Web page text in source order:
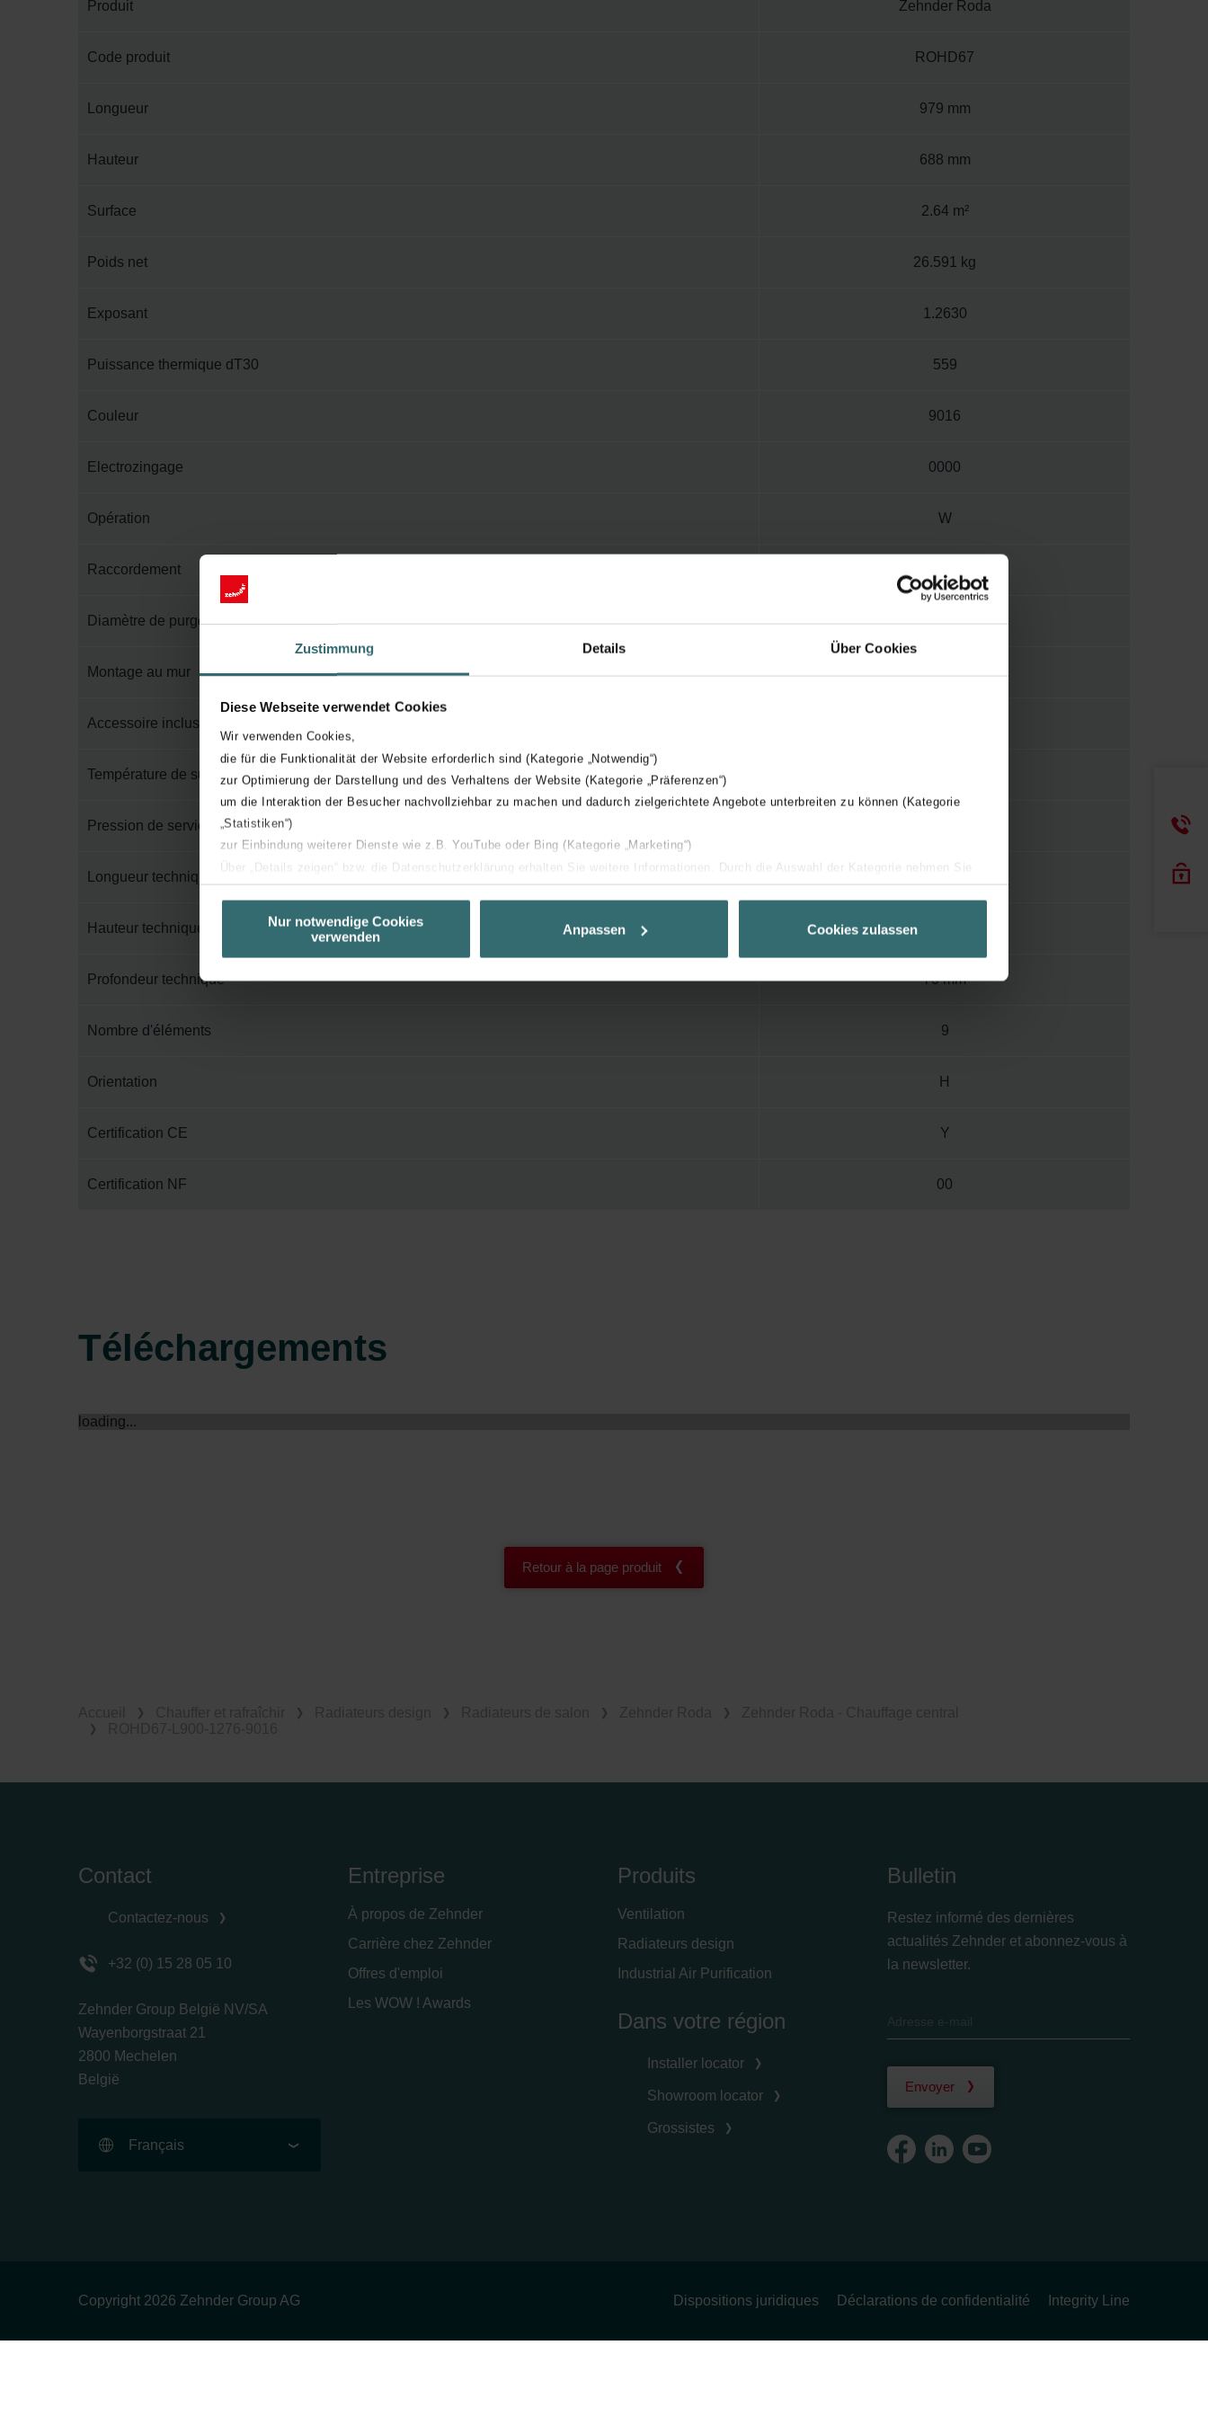
Zustimmung Details Über Cookies
Diese Webseite verwendet Cookies
Wir verwenden Cookies,
die für die Funktionalität der Website erforderlich sind (Kategorie „Notwendig“)
zur Optimierung der Darstellung und des Verhaltens der Website (Kategorie „Präferenzen“)
um die Interaktion der Besucher nachvollziehbar zu machen und dadurch zielgerichtete Angebote unterbreiten zu können (Kategorie
„Statistiken“)
zur Einbindung weiterer Dienste wie z.B. YouTube oder Bing (Kategorie „Marketing“)
Über „Details zeigen“ bzw. die Datenschutzerklärung erhalten Sie weitere Informationen. Durch die Auswahl der Kategorie nehmen Sie
unserer Website verwenden, um Ihnen die bestmögliche Nutzererfahrung zu ermöglichen und Ihnen maßgeschneiderte Informationen
basierend auf Ihren Interessen zur Verfügung zu stellen. Alle Einwilligungen können Sie selbstverständlich über einen Link in der
Datenschutzerklärung widerrufen.
Nur notwendige Cookies
verwenden
Anpassen Cookies zulassen
Produit Zehnder Roda
Code produit ROHD67
Longueur 979 mm
Hauteur 688 mm
Surface 2.64 m²
Poids net 26.591 kg
Exposant 1.2630
Puissance thermique dT30 559
Couleur 9016
Electrozingage 0000
Opération W
Raccordement
Diamètre de purge 1/4"
Montage au mur C4
Accessoire inclus dans l'emballage
Température de surface maximum
Pression de service maximum
Longueur technique
Hauteur technique
Profondeur technique 70 mm
Nombre d'éléments 9
Orientation H
Certification CE Y
Certification NF 00
Téléchargements
loading...
Retour à la page produit
Contact
Contactez-nous
+32 (0) 15 28 05 10
Zehnder Group België NV/SA
Wayenborgstraat 21
2800 Mechelen
België
Français
Entreprise
À propos de Zehnder
Carrière chez Zehnder
Offres d'emploi
Les WOW ! Awards
Produits
Ventilation
Radiateurs design
Industrial Air Purification
Dans votre région
Installer locator
Showroom locator
Grossistes
Bulletin
Restez informé des dernières
actualités Zehnder et abonnez-vous à
la newsletter.
Envoyer
Copyright 2026 Zehnder Group AG Dispositions juridiques Déclarations de confidentialité Integrity Line